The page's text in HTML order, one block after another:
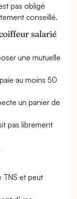
pas obligé
conseillé.
salarié
une mutuelle
au moins 50
un panier de
pas librement
TNS et peut